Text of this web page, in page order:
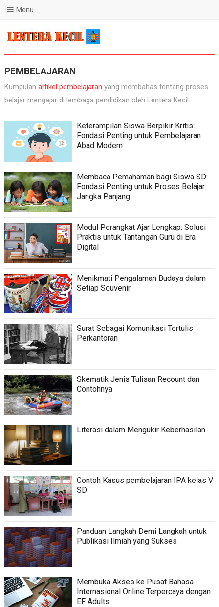
Blog Lentera Kecil
Menu
PEMBELAJARAN
Kumpulan artikel pembelajaran yang membahas tentang proses
belajar mengajar di lembaga pendidikan oleh Lentera Kecil
Keterampilan Siswa Berpikir Kritis:
Fondasi Penting untuk Pembelajaran
Abad Modern
Membaca Pemahaman bagi Siswa SD:
Fondasi Penting untuk Proses Belajar
Jangka Panjang
Modul Perangkat Ajar Lengkap: Solusi
Praktis untuk Tantangan Guru di Era
Digital
Menikmati Pengalaman Budaya dalam
Setiap Souvenir
Surat Sebagai Komunikasi Tertulis
Perkantoran
Skematik Jenis Tulisan Recount dan
Contohnya
Literasi dalam Mengukir Keberhasilan
Contoh Kasus pembelajaran IPA kelas V
SD
Panduan Langkah Demi Langkah untuk
Publikasi Ilmiah yang Sukses
Membuka Akses ke Pusat Bahasa
Internasional Online Terpercaya dengan
EF Adults